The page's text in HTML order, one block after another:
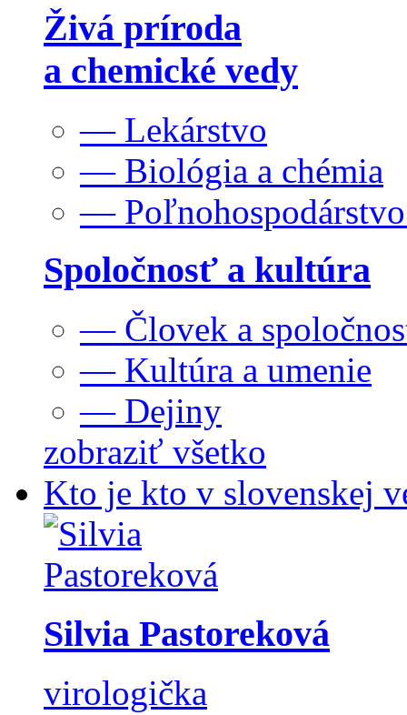
Živá príroda
a chemické vedy
— Lekárstvo
— Biológia a chémia
—
Spoločnosť a kultúra
— Človek a
— Kultúra a umenie
— Dejiny
zobraziť všetko
Kto je kto v slovenskej
Silvia Pastoreková
virologička